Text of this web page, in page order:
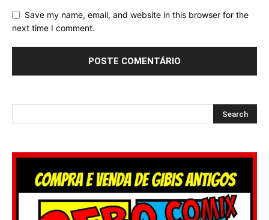
Save my name, email, and website in this browser for the
next time I comment.